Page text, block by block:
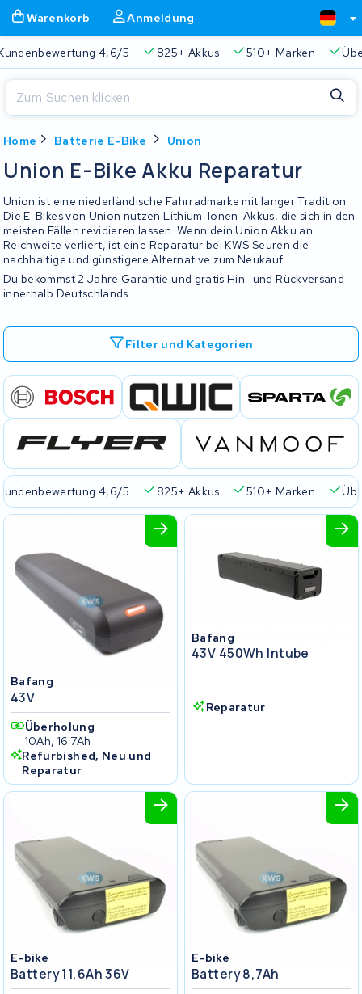
Warenkorb Anmeldung
4,6/5 825+ Akkus 510+ Marken
Home Batterie E-Bike Union
Union E-Bike Akku Reparatur
Union ist eine niederländische Fahrradmarke mit langer Tradition.
Die E-Bikes von Union nutzen Lithium-Ionen-Akkus, die sich in den
meisten Fällen revidieren lassen. Wenn dein Union Akku an
Reichweite verliert, ist eine Reparatur bei KWS Seuren die
nachhaltige und günstigere Alternative zum Neukauf.
Du bekommst 2 Jahre Garantie und gratis Hin- und Rückversand
innerhalb Deutschlands.
Filter und Kategorien
4,6/5 825+ Akkus 510+ Marken
Bafang
43V
Überholung
10Ah, 16.7Ah
Refurbished, Neu und
Reparatur
Bafang
43V 450Wh Intube
Reparatur
E-bike
Battery 11,6Ah 36V
E-bike
Battery 8,7Ah
Ihr Warenkorb ist leer.
Immer eine passende Lösung 2 Jahre Garantie
Schließen
Beginnen Sie mit der Eingabe in der Suchleiste, um zu suchen